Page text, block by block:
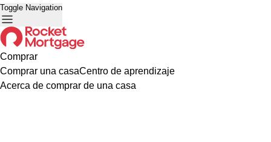
Toggle Navigation
Comprar
Comprar una casaCentro de aprendizaje
Acerca de comprar de una casa